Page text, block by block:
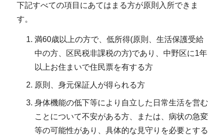
下記すべての項目にあてはまる方が原則入所できま
す。
満60歳以上の方で、低所得(原則、生活保護受給
中の方、区民税非課税の方)であり、中野区に1年
以上お住まいで住民票を有する方
原則、身元保証人が得られる方
身体機能の低下等により自立した日常生活を営む
ことについて不安がある方、または、病状の急変
等の可能性があり、具体的な見守りを必要とする